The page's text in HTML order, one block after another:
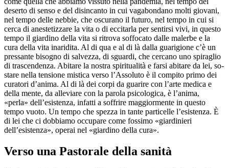
deserto di senso e del disincanto in cui vagabondano molti giovani,
nel tempo delle nebbie, che oscurano il futuro, nel tempo in cui si
cerca di anestetizzare la vita o di eccitarla per sentirsi vivi, in questo
tempo il giardino della vita si ritrova soffocato dalle malerbe e la
cura della vita inaridita. Al di qua e al di là dalla guarigione c’è un
pressante bisogno di salvezza, di sguardi, che cercano uno spiraglio
di trascendenza. Abitare la nostra spiritualità e farsi abitare da lei, so-
stare nella tensione mistica verso l’Assoluto è il compito primo dei
curatori d’anima. Al di là dei corpi da guarire con l’arte medica e
della mente, da alleviare con la parola psicologica, è l’anima,
«perla» dell’esistenza, infatti a soffrire maggiormente in questo
tempo vuoto. Un tempo che spezza in tante particelle l’esistenza. È
di lei che ci dobbiamo occupare come fossimo «giardinieri
dell’esistenza», operai nel «giardino della cura».
Verso una Pastorale della sanità